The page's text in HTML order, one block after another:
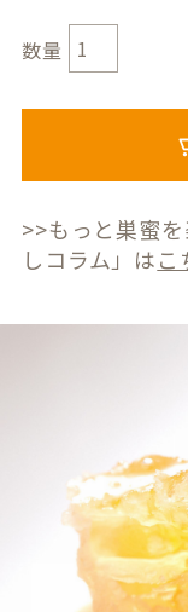
>>もっと巣蜜
しコラム」はこ